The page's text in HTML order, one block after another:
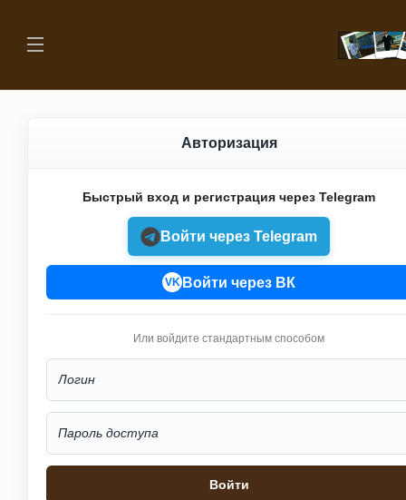
Авторизация
Быстрый вход и регистрация через Telegram
Войти через Telegram
VK Войти через ВК
Или войдите стандартным способом